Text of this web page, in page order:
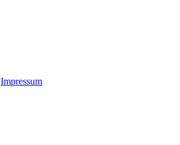
Impressum